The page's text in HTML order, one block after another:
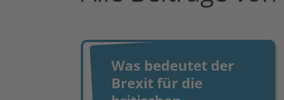
Was bedeutet der
Brexit für die